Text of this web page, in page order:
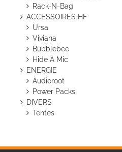
Rack-N-Bag
ACCESSOIRES HF
Ursa
Viviana
Bubblebee
Hide A Mic
ENERGIE
Audioroot
Power Packs
DIVERS
Tentes